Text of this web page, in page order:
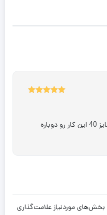
سلام وقت بخیر لطفا سایز 40 این کار رو دوباره
بخش‌های موردنیاز علامت‌گذاری